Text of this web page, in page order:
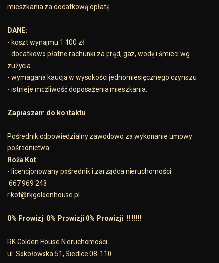
mieszkania za dodatkową opłatą.
DANE:
- koszt wynajmu 1 400 zł
- dodatkowo płatne rachunki za prąd, gaz, wodę i śmieci wg
zużycia.
- wymagana kaucja w wysokości jednomiesięcznego czynszu
- istnieje możliwość doposażenia mieszkania.
Zapraszam do kontaktu
Pośrednik odpowiedzialny zawodowo za wykonanie umowy
pośrednictwa:
Róża Kot
- licencjonowany pośrednik i zarządca nieruchomości
667 969 248
r.kot@rkgoldenhouse.pl
0% Prowizji 0% Prowizji 0% Prowizji !!!!!!!!
RK Golden House Nieruchomości
ul. Sokołowska 51, Siedlce 08-110